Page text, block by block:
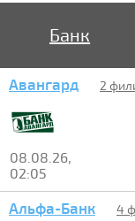
Банк
Авангард 2
08.08.26,
02:05
Альфа-Банк 4